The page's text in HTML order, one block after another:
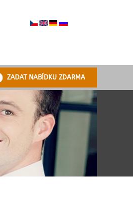
ZADAT NABÍDKU ZDARMA